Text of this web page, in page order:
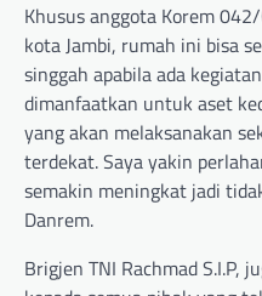
Khusus anggota Korem
kota Jambi, rumah ini bisa
singgah apabila ada
dimanfaatkan untuk aset
yang akan melaksanakan
terdekat. Saya yakin
semakin meningkat jadi
Danrem.
Brigjen TNI Rachmad S.I.P,